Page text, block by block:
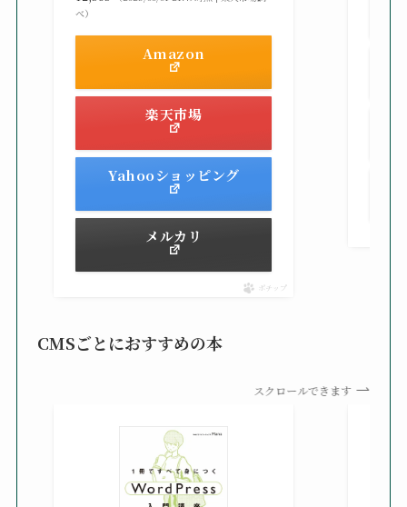
べ）
Amazon
楽天市場
Yahooショッピング
メルカリ
ポチップ
CMSごとにおすすめの本
スクロールできます